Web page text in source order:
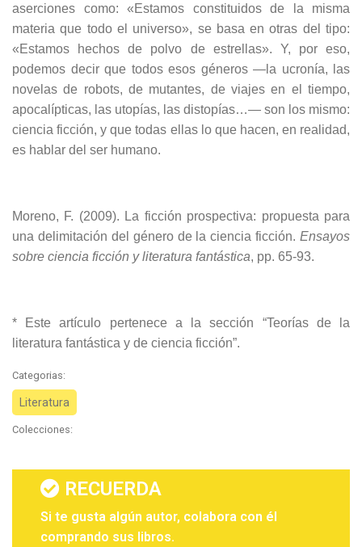
aserciones como: «Estamos constituidos de la misma
materia que todo el universo», se basa en otras del tipo:
«Estamos hechos de polvo de estrellas». Y, por eso,
podemos decir que todos esos géneros —la ucronía, las
novelas de robots, de mutantes, de viajes en el tiempo,
apocalípticas, las utopías, las distopías…— son los mismo:
ciencia ficción, y que todas ellas lo que hacen, en realidad,
es hablar del ser humano.
Moreno, F. (2009). La ficción prospectiva: propuesta para
una delimitación del género de la ciencia ficción. Ensayos
sobre ciencia ficción y literatura fantástica, pp. 65-93.
* Este artículo pertenece a la sección “Teorías de la
literatura fantástica y de ciencia ficción”.
Categorias:
Literatura
Colecciones:
RECUERDA
Si te gusta algún autor, colabora con él
comprando sus libros.